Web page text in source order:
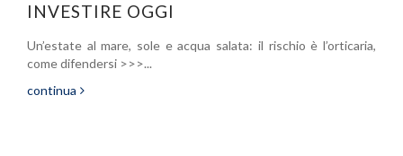
INVESTIRE OGGI
Un’estate al mare, sole e acqua salata: il rischio è l’orticaria,
come difendersi >>>...
continua